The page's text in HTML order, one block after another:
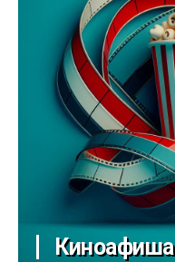
Киноафиша